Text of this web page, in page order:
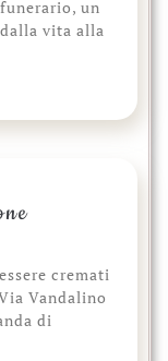
un
vita alla
cremati
Vandalino
di